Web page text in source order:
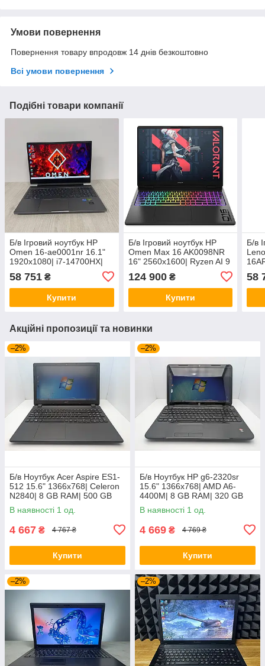
Умови повернення
Повернення товару впродовж 14 днів безкоштовно
Всі умови повернення
Подібні товари компанії
Б/в Ігровий ноутбук HP
Omen 16-ae0001nr 16.1"
1920x1080| i7-14700HX|
16GB RAM| 512GB SSD|
RTX 4070 8GB
58 751 ₴
Купити
Б/в Ігровий ноутбук HP
Omen Max 16 AK0098NR
16" 2560x1600| Ryzen AI 9
1000GB SSD| RTX 5080
16GB
124 900₴
Купити
Б/в
58
Акційні пропозиції та новинки
–2%
Б/в Ноутбук Acer Aspire ES1-
512 15.6" 1366x768| Celeron
N2840| 8 GB RAM| 500 GB
HDD| HD
В наявності 1 од.
4 667 ₴ 4 767 ₴
Купити
–2%
Б/в Ноутбук HP g6-2320sr
15.6" 1366x768| AMD A6-
4400M| 8 GB RAM| 320 GB
HDD| Radeon HD 7520G
В наявності 1 од.
4 669 ₴ 4 769 ₴
Купити
–2% –2%